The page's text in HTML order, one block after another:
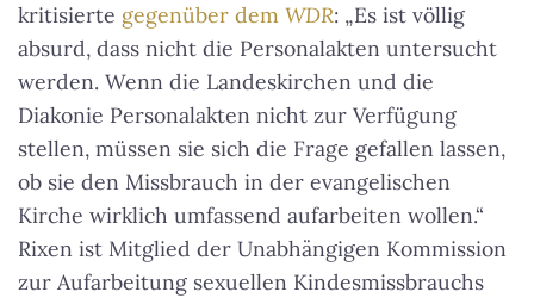
kritisierte gegenüber dem WDR: „Es ist völlig
absurd, dass nicht die Personalakten untersucht
werden. Wenn die Landeskirchen und die
Diakonie Personalakten nicht zur Verfügung
stellen, müssen sie sich die Frage gefallen lassen,
ob sie den Missbrauch in der evangelischen
Kirche wirklich umfassend aufarbeiten wollen.“
Rixen ist Mitglied der Unabhängigen Kommission
zur Aufarbeitung sexuellen Kindesmissbrauchs